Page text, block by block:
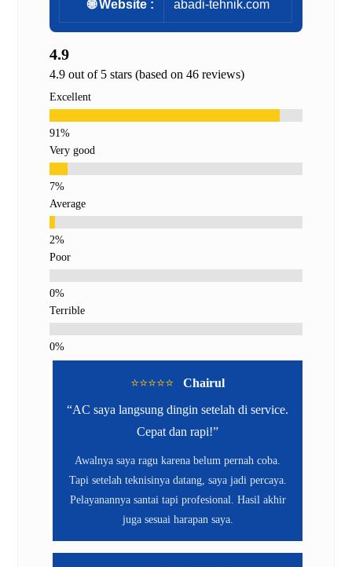
🌐 Website : abadi-tehnik.com
4.9
4.9 out of 5 stars (based on 46 reviews)
Excellent
Very good
Average
Poor
Terrible
⭐️⭐️⭐️⭐️⭐️
Chairul
“AC saya langsung dingin setelah di service.
Cepat dan rapi!”
Awalnya saya ragu karena belum pernah coba.
Tapi setelah teknisinya datang, saya jadi percaya.
Pelayanannya santai tapi profesional. Hasil akhir
juga sesuai harapan saya.